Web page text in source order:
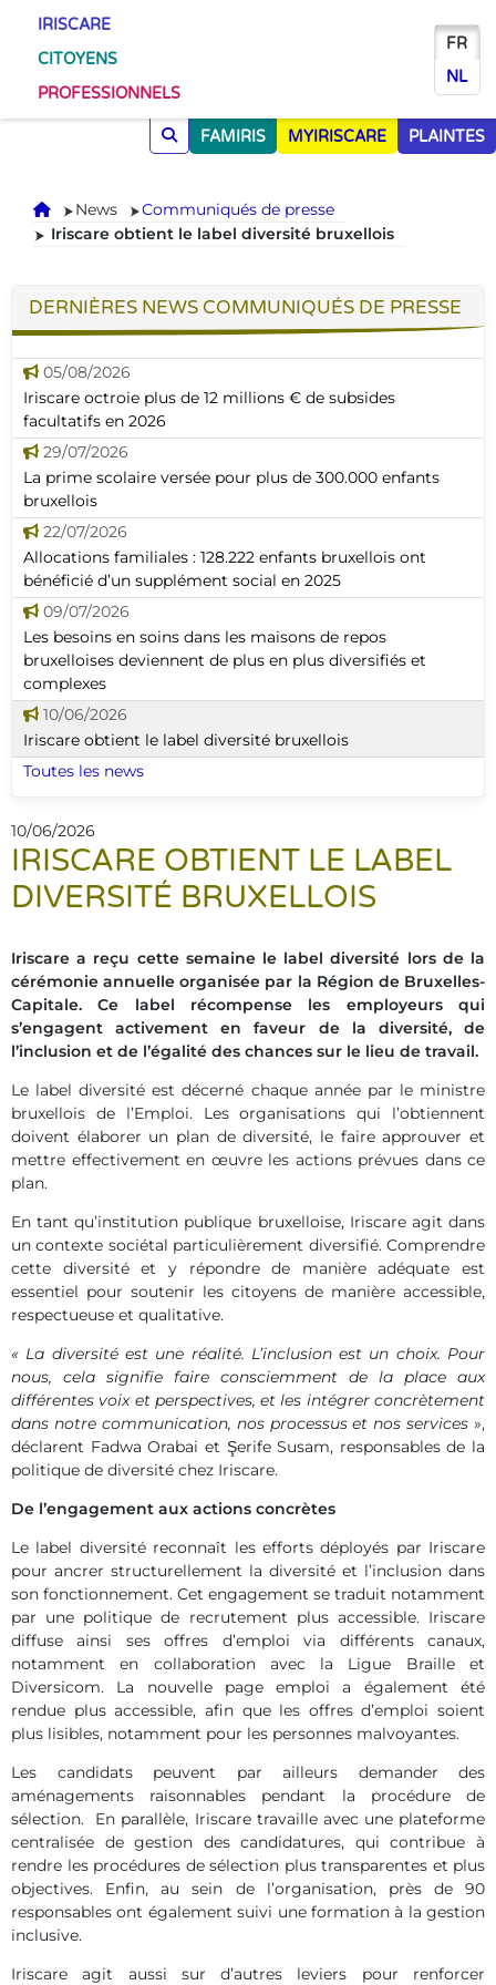
IRISCARE
CITOYENS
PROFESSIONNELS
FR
NL
FAMIRIS MYIRISCARE PLAINTES
Accueil
News
Communiqués de presse
Iriscare obtient le label diversité bruxellois
DERNIÈRES NEWS COMMUNIQUÉS DE PRESSE
05/08/2026
Iriscare octroie plus de 12 millions € de subsides
facultatifs en 2026
29/07/2026
La prime scolaire versée pour plus de 300.000 enfants
bruxellois
22/07/2026
Allocations familiales : 128.222 enfants bruxellois ont
bénéficié d’un supplément social en 2025
09/07/2026
Les besoins en soins dans les maisons de repos
bruxelloises deviennent de plus en plus diversifiés et
complexes
10/06/2026
Iriscare obtient le label diversité bruxellois
Toutes les news
10/06/2026
IRISCARE OBTIENT LE LABEL
DIVERSITÉ BRUXELLOIS
Iriscare a reçu cette semaine le label diversité lors de la
cérémonie annuelle organisée par la Région de Bruxelles-
Capitale. Ce label récompense les employeurs qui
s’engagent activement en faveur de la diversité, de
l’inclusion et de l’égalité des chances sur le lieu de travail.
Le label diversité est décerné chaque année par le ministre
bruxellois de l’Emploi. Les organisations qui l’obtiennent
doivent élaborer un plan de diversité, le faire approuver et
mettre effectivement en œuvre les actions prévues dans ce
plan.
En tant qu’institution publique bruxelloise, Iriscare agit dans
un contexte sociétal particulièrement diversifié. Comprendre
cette diversité et y répondre de manière adéquate est
essentiel pour soutenir les citoyens de manière accessible,
respectueuse et qualitative.
« La diversité est une réalité. L’inclusion est un choix. Pour
nous, cela signifie faire consciemment de la place aux
différentes voix et perspectives, et les intégrer concrètement
dans notre communication, nos processus et nos services »,
déclarent Fadwa Orabai et Şerife Susam, responsables de la
politique de diversité chez Iriscare.
De l’engagement aux actions concrètes
Le label diversité reconnaît les efforts déployés par Iriscare
pour ancrer structurellement la diversité et l’inclusion dans
son fonctionnement. Cet engagement se traduit notamment
par une politique de recrutement plus accessible. Iriscare
diffuse ainsi ses offres d’emploi via différents canaux,
notamment en collaboration avec la Ligue Braille et
Diversicom. La nouvelle page emploi a également été
rendue plus accessible, afin que les offres d’emploi soient
plus lisibles, notamment pour les personnes malvoyantes.
Les candidats peuvent par ailleurs demander des
aménagements raisonnables pendant la procédure de
sélection. En parallèle, Iriscare travaille avec une plateforme
centralisée de gestion des candidatures, qui contribue à
rendre les procédures de sélection plus transparentes et plus
objectives. Enfin, au sein de l’organisation, près de 90
responsables ont également suivi une formation à la gestion
inclusive.
Iriscare agit aussi sur d’autres leviers pour renforcer